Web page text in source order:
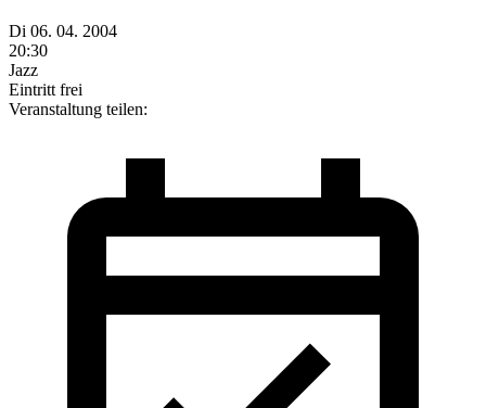
Di 06. 04. 2004
20:30
Jazz
Eintritt frei
Veranstaltung teilen: